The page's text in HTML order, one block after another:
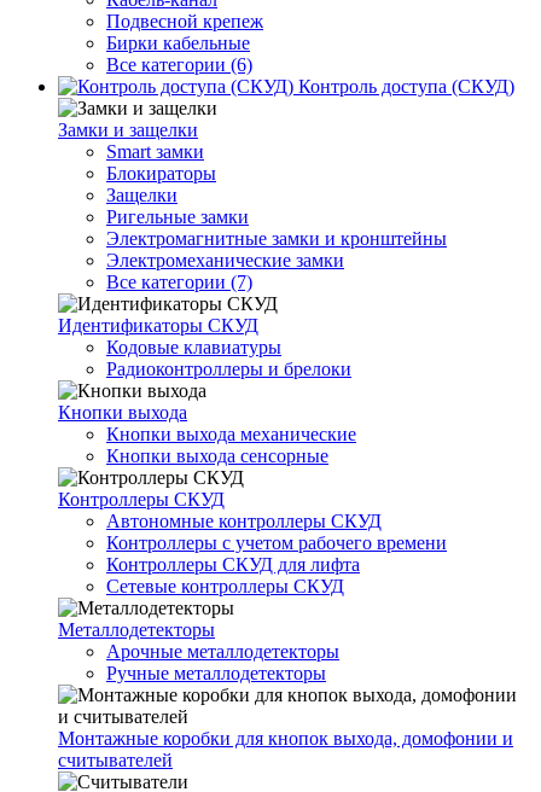
Подвесной крепеж
Бирки кабельные
Все категории (6)
Контроль доступа (СКУД)
Замки и защелки
Smart замки
Блокираторы
Защелки
Ригельные замки
Электромагнитные замки и кронштейны
Электромеханические замки
Все категории (7)
Идентификаторы СКУД
Кодовые клавиатуры
Радиоконтроллеры и брелоки
Кнопки выхода
Кнопки выхода механические
Кнопки выхода сенсорные
Контроллеры СКУД
Автономные контроллеры СКУД
Контроллеры с учетом рабочего времени
Контроллеры СКУД для лифта
Сетевые контроллеры СКУД
Металлодетекторы
Арочные металлодетекторы
Ручные металлодетекторы
Монтажные коробки для кнопок выхода, домофонии и
считывателей